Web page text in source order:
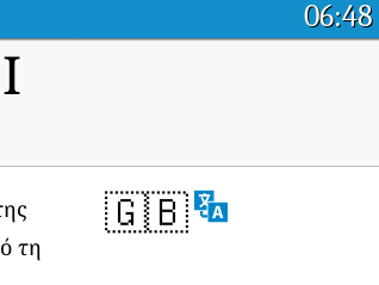
06:48
🇬🇧
τη